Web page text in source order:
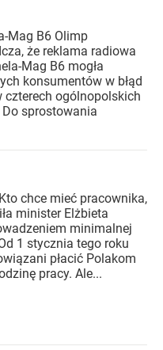
Mag B6 Olimp
że reklama radiowa
Mag B6 mogła
konsumentów w błąd
czterech ogólnopolskich
sprostowania
chce mieć pracownika,
minister Elżbieta
minimalnej
1 stycznia tego roku
płacić Polakom
pracy. Ale...